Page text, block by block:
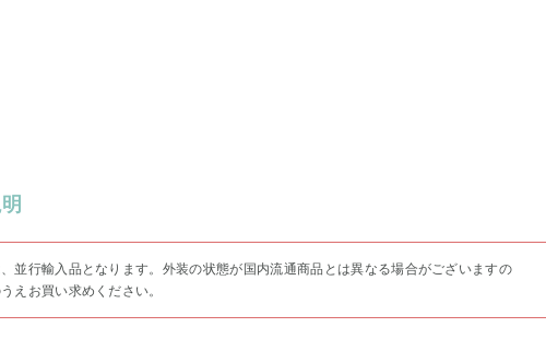
並行輸入品となります。外装の状態が国内流通商品とは異なる場合がございますの
えお買い求めください。